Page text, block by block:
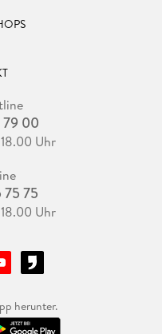
00
Uhr
75
Uhr
herunter.